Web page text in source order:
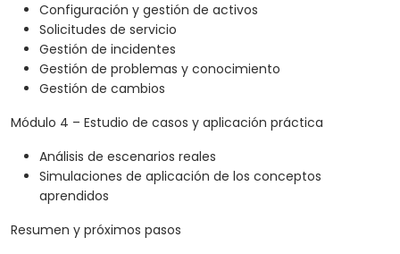
Configuración y gestión de activos
Solicitudes de servicio
Gestión de incidentes
Gestión de problemas y conocimiento
Gestión de cambios
Módulo 4 – Estudio de casos y aplicación práctica
Análisis de escenarios reales
Simulaciones de aplicación de los conceptos
aprendidos
Resumen y próximos pasos